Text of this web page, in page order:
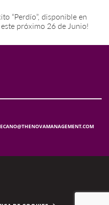
“Perdío”, disponible en
próximo 26 de Junio!